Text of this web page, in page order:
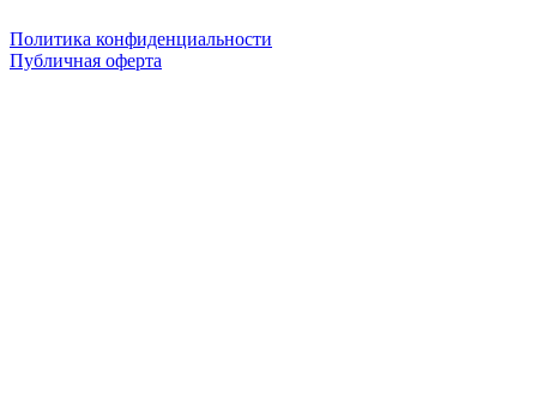
Политика конфиденциальности
Публичная оферта